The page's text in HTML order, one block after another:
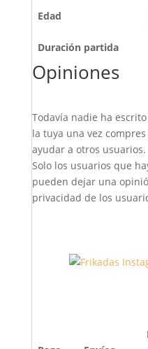
Edad
Duración partida
Opiniones
Todavía nadie ha
la tuya una vez
ayudar a otros usuarios.
Solo los usuarios que
pueden dejar una
privacidad de los